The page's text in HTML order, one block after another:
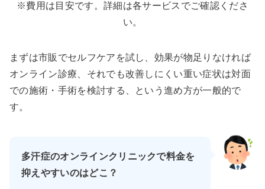
※費用は目安です。詳細は各サービスでご確認くださ
い。
まずは市販でセルフケアを試し、効果が物足りなければ
オンライン診療、それでも改善しにくい重い症状は対面
での施術・手術を検討する、という進め方が一般的で
す。
多汗症のオンラインクリニックで料金を
抑えやすいのはどこ？